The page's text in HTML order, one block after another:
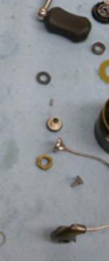
のオーバーホ